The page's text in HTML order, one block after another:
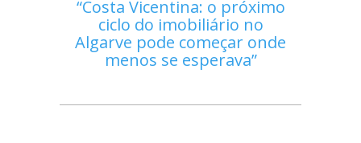
Costa Vicentina: o próximo
ciclo do imobiliário no
Algarve pode começar onde
menos se esperava